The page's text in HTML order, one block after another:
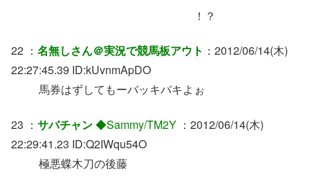
！？
22 ： 名無しさん＠実況で競馬板アウト ：2012/06/14(木)
22:27:45.39 ID:kUvnmApDO
馬券はずしてもーバッキバキよぉ
23 ： サバチャン◆Sammy/TM2Y ：2012/06/14(木)
22:29:41.23 ID:Q2IWqu54O
極悪蝶木刀の後藤